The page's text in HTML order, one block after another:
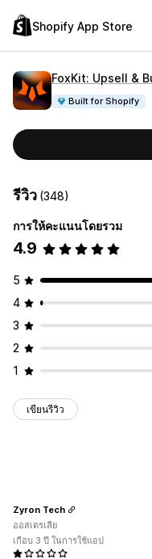
Shopify App Store
FoxKit: Upsell &
Built for Shopify
รีวิว (348)
การให้คะแนนโดยรวม
4.9
5
4
3
2
1
เขียนรีวิว
Zyron Tech
ออสเตรเลีย
เกือบ 3 ปี ในการใช้แอป